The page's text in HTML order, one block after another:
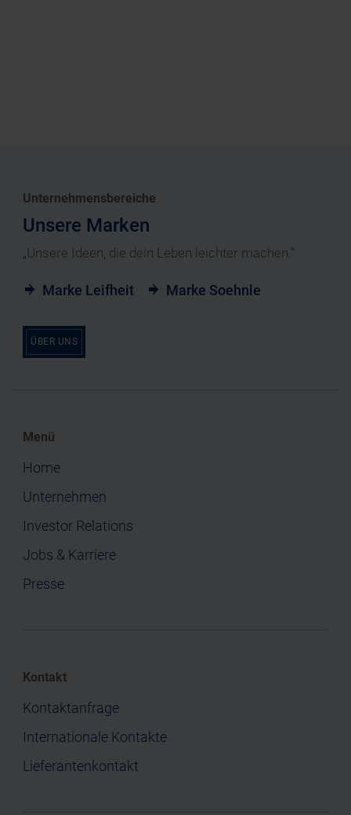
Unternehmensbereiche
Unsere Marken
„Unsere Ideen, die dein Leben leichter machen.“
Marke Leifheit Marke Soehnle
ÜBER UNS
Menü
Home
Unternehmen
Investor Relations
Jobs & Karriere
Presse
Kontakt
Kontaktanfrage
Internationale Kontakte
Lieferantenkontakt